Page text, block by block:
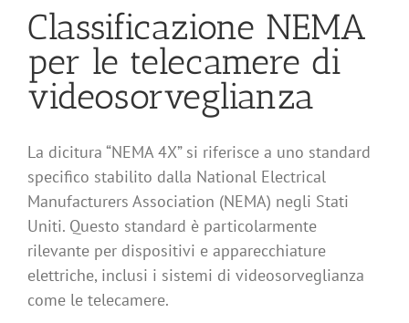
Classificazione NEMA
per le telecamere di
videosorveglianza
La dicitura “NEMA 4X” si riferisce a uno standard
specifico stabilito dalla National Electrical
Manufacturers Association (NEMA) negli Stati
Uniti. Questo standard è particolarmente
rilevante per dispositivi e apparecchiature
elettriche, inclusi i sistemi di videosorveglianza
come le telecamere.